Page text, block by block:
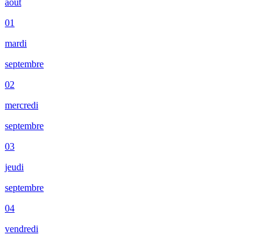
août
01
mardi
septembre
02
mercredi
septembre
03
jeudi
septembre
04
vendredi